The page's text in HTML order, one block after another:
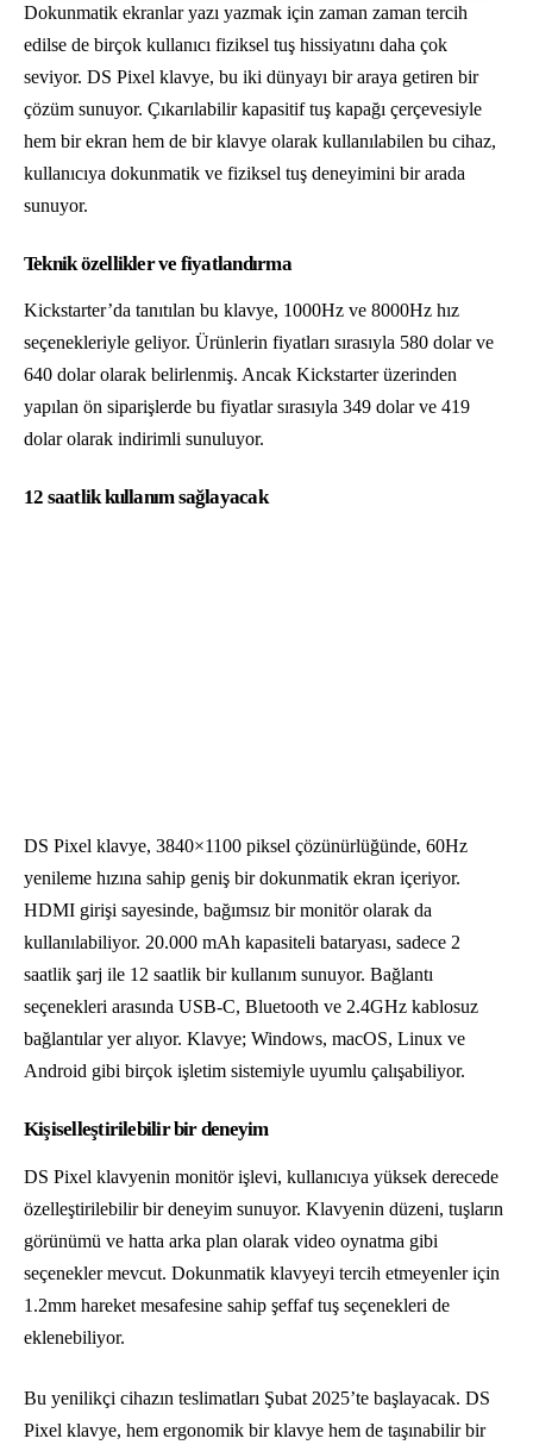
Dokunmatik ekranlar yazı yazmak için zaman zaman tercih
edilse de birçok kullanıcı fiziksel tuş hissiyatını daha çok
seviyor. DS Pixel klavye, bu iki dünyayı bir araya getiren bir
çözüm sunuyor. Çıkarılabilir kapasitif tuş kapağı çerçevesiyle
hem bir ekran hem de bir klavye olarak kullanılabilen bu cihaz,
kullanıcıya dokunmatik ve fiziksel tuş deneyimini bir arada
sunuyor.
Teknik özellikler ve fiyatlandırma
Kickstarter’da tanıtılan bu klavye, 1000Hz ve 8000Hz hız
seçenekleriyle geliyor. Ürünlerin fiyatları sırasıyla 580 dolar ve
640 dolar olarak belirlenmiş. Ancak Kickstarter üzerinden
yapılan ön siparişlerde bu fiyatlar sırasıyla 349 dolar ve 419
dolar olarak indirimli sunuluyor.
12 saatlik kullanım sağlayacak
DS Pixel klavye, 3840×1100 piksel çözünürlüğünde, 60Hz
yenileme hızına sahip geniş bir dokunmatik ekran içeriyor.
HDMI girişi sayesinde, bağımsız bir monitör olarak da
kullanılabiliyor. 20.000 mAh kapasiteli bataryası, sadece 2
saatlik şarj ile 12 saatlik bir kullanım sunuyor. Bağlantı
seçenekleri arasında USB-C, Bluetooth ve 2.4GHz kablosuz
bağlantılar yer alıyor. Klavye; Windows, macOS, Linux ve
Android gibi birçok işletim sistemiyle uyumlu çalışabiliyor.
Kişiselleştirilebilir bir deneyim
DS Pixel klavyenin monitör işlevi, kullanıcıya yüksek derecede
özelleştirilebilir bir deneyim sunuyor. Klavyenin düzeni, tuşların
görünümü ve hatta arka plan olarak video oynatma gibi
seçenekler mevcut. Dokunmatik klavyeyi tercih etmeyenler için
1.2mm hareket mesafesine sahip şeffaf tuş seçenekleri de
eklenebiliyor.
Bu yenilikçi cihazın teslimatları Şubat 2025’te başlayacak. DS
Pixel klavye, hem ergonomik bir klavye hem de taşınabilir bir